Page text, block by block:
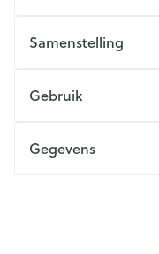
Samenstelling
Gebruik
Gegevens